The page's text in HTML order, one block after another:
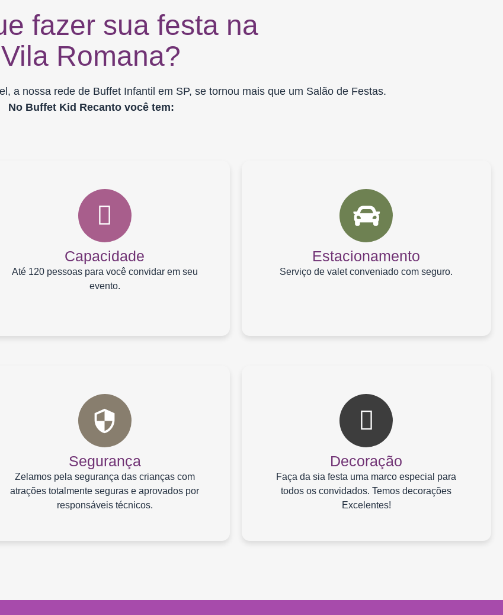
fazer sua festa na
Vila Romana?
a nossa rede de Buffet Infantil em SP, se tornou mais que um Salão de Festas.
No Buffet Kid Recanto você tem:
Capacidade
Até 120 pessoas para você convidar em seu
evento.
Estacionamento
Serviço de valet conveniado com seguro.
Segurança
Zelamos pela segurança das crianças com
atrações totalmente seguras e aprovados por
responsáveis técnicos.
Decoração
Faça da sia festa uma marco especial para
todos os convidados. Temos decorações
Excelentes!